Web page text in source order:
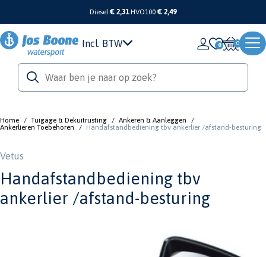
Diesel€ 2,31 HVO100 € 2,49
Incl. BTW 0
Home / Tuigage & Dekuitrusting / Ankeren & Aanleggen
/
Ankerlieren Toebehoren
/ Handafstandbediening tbv ankerlier /afstand-besturing
Vetus
Handafstandbediening tbv
ankerlier /afstand-besturing